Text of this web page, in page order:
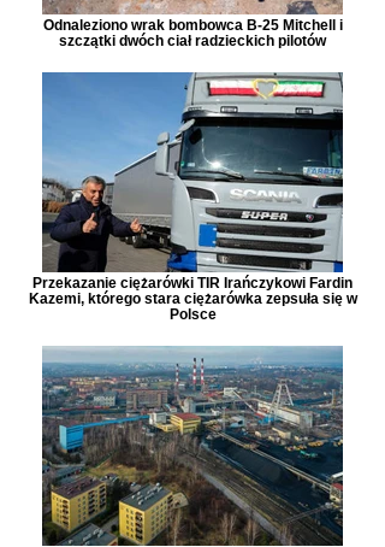
Odnaleziono wrak bombowca B-25 Mitchell i
szczątki dwóch ciał radzieckich pilotów
Przekazanie ciężarówki TIR Irańczykowi Fardin
Kazemi, którego stara ciężarówka zepsuła się w
Polsce